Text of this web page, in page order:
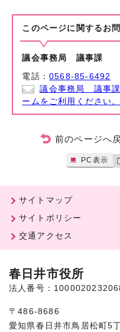
このページに関する お
議会事務局 議事課
電話：0568-85-6492
議会事務局 議事課
ームをご利用ください。
前のページへ
PC表示
サイトマップ
サイトポリシー
交通アクセス
春日井市役所
法人番号：
〒486-8686
愛知県春日井市鳥居松町5